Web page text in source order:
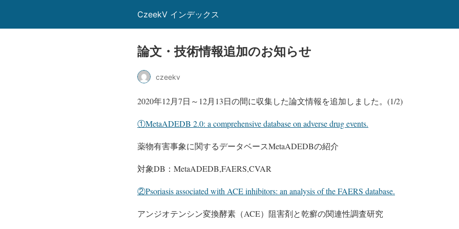
CzeekV インデックス
論文・技術情報追加のお知らせ
czeekv
2020年12月7日～12月13日の間に収集した論文情報を追加しました。(1/2)
①MetaADEDB 2.0: a comprehensive database on adverse drug events.
薬物有害事象に関するデータベースMetaADEDBの紹介
対象DB：MetaADEDB,FAERS,CVAR
②Psoriasis associated with ACE inhibitors: an analysis of the FAERS database.
アンジオテンシン変換酵素（ACE）阻害剤と乾癬の関連性調査研究